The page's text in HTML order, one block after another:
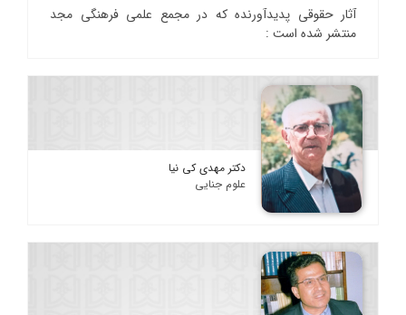
آثار حقوقی پدیدآورنده که در مجمع علمی فرهنگی مجد
منتشر شده است :
دکتر مهدی کی نیا
علوم جنایی